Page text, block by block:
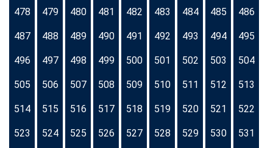
478 479 480 481 482 483 484 485 486
487 488 489 490 491 492 493 494 495
496 497 498 499 500 501 502 503 504
505 506 507 508 509 510 511 512 513
514 515 516 517 518 519 520 521 522
523 524 525 526 527 528 529 530 531